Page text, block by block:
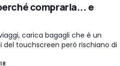
comprarla... e
carica bagagli che è un
del touchscreen però rischiano di